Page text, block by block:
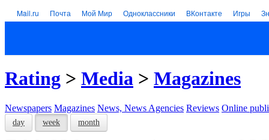
Mail.ru Почта Мой Мир Одноклассники ВКонтакте Игры
Rating > Media > Magazines
Newspapers Magazines News, News Agencies Reviews Online
day week month